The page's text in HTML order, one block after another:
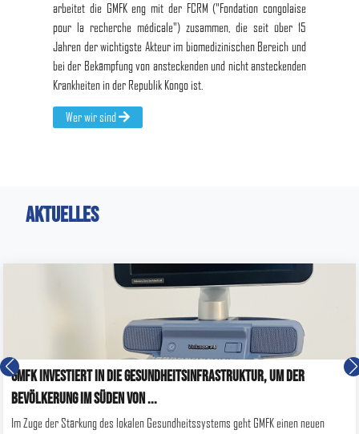
arbeitet die GMFK eng mit der FCRM ("Fondation congolaise
pour la recherche médicale") zusammen, die seit über 15
Jahren der wichtigste Akteur im biomedizinischen Bereich und
bei der Bekämpfung von ansteckenden und nicht ansteckenden
Krankheiten in der Republik Kongo ist.
Wer wir sind
Aktuelles
GMFK Investiert In Die Gesundheitsinfrastruktur, Um Der
Bevölkerung Im Süden Von ...
Im Zuge der Stärkung des lokalen Gesundheitssystems geht GMFK einen neuen